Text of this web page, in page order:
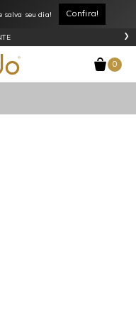
salva seu dia! Confira!
›
0